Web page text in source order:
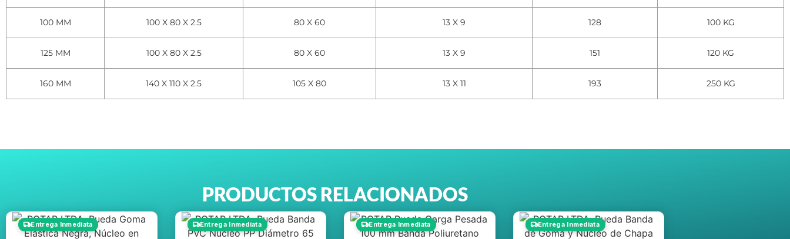
100 MM 100 X 80 X 2.5 80 X 60 13 X 9 128 100 KG
125 MM 100 X 80 X 2.5 80 X 60 13 X 9 151 120 KG
160 MM 140 X 110 X 2.5 105 X 80 13 X 11 193 250 KG
PRODUCTOS RELACIONADOS
Entrega Inmediata Entrega Inmediata Entrega Inmediata Entrega Inmediata